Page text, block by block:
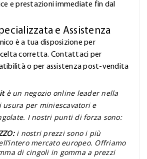
e prestazioni immediate fin dal
e Assistenza
è a tua disposizione per
corretta. Contattaci per
o per assistenza post-vendita
è un negozio online leader nella
per miniescavatori e
I nostri punti di forza sono:
i nostri prezzi sono i più
mercato europeo. Offriamo
di cingoli in gomma a prezzi